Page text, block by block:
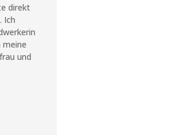
direkt
Ich
meine
und